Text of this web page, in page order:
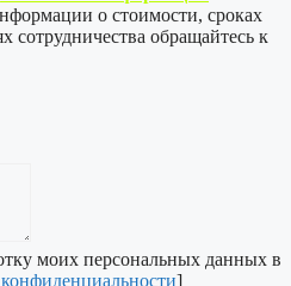
о стоимости, сроках
сотрудничества обращайтесь к
моих персональных данных в
]